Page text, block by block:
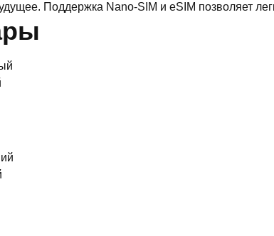
Поддержка Nano-SIM и eSIM позволяет